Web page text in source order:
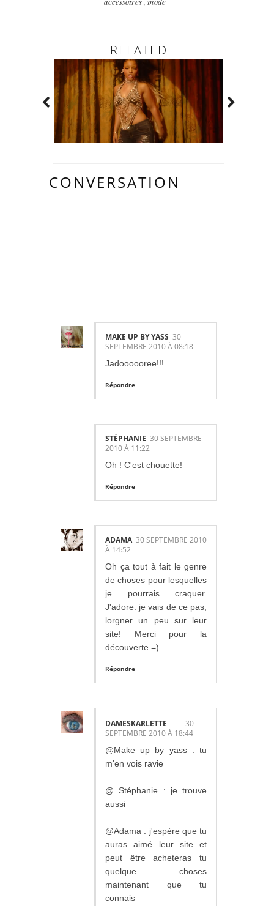
RELATED
CONVERSATION
MAKE UP BY YASS 30
SEPTEMBRE 2010 À 08:18
Jadoooooree!!!
Répondre
STÉPHANIE 30 SEPTEMBRE
2010 À 11:22
Oh ! C'est chouette!
Répondre
ADAMA 30 SEPTEMBRE 2010
À 14:52
Oh ça tout à fait le genre
de choses pour lesquelles
je pourrais craquer.
J'adore. je vais de ce pas,
lorgner un peu sur leur
site! Merci pour la
découverte =)
Répondre
DAMESKARLETTE
30
SEPTEMBRE 2010 À 18:44
@Make up by yass : tu
m'en vois ravie
@ Stéphanie : je trouve
aussi
@Adama : j'espère que tu
auras aimé leur site et
peut être acheteras tu
quelque choses
maintenant que tu
connais